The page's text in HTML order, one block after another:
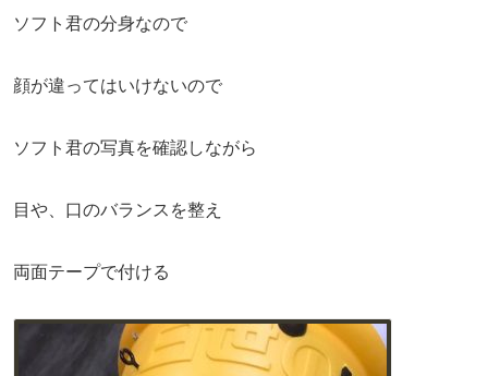
ソフト君の分身なので
顔が違ってはいけないので
ソフト君の写真を確認しながら
目や、口のバランスを整え
両面テープで付ける